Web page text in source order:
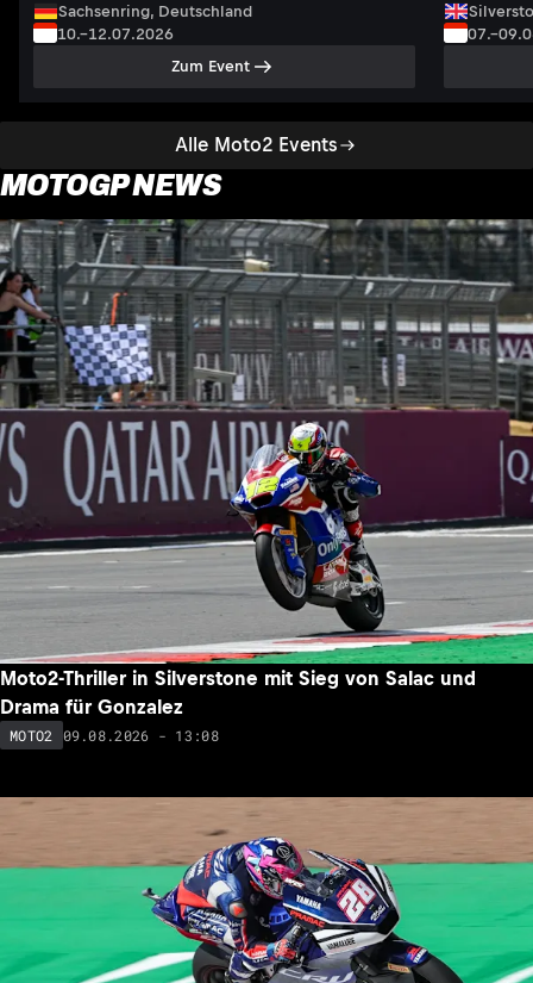
Alle Moto2 Events
Sachsenring, Deutschland
10.–12.07.2026
Zum Event
MOTOGP NEWS
Moto2-Thriller in Silverstone mit Sieg von Salac und
Drama für Gonzalez
MOTO2 09.08.2026 - 13:08